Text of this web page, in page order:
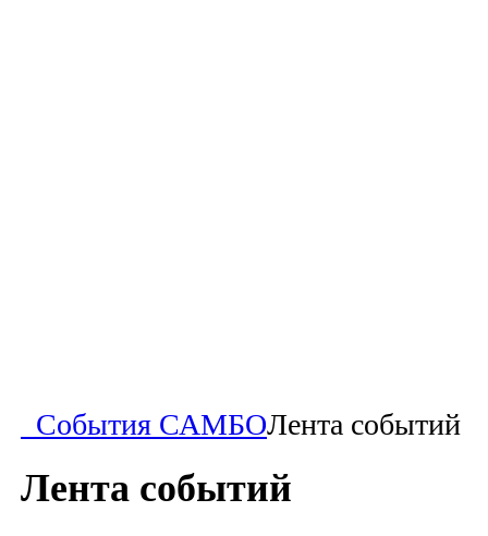
События САМБОЛента событий
Лента событий